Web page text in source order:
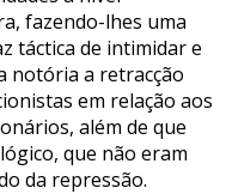
fazendo-lhes uma
táctica de intimidar e
notória a retracção
em relação aos
além de que
que não eram
da repressão.